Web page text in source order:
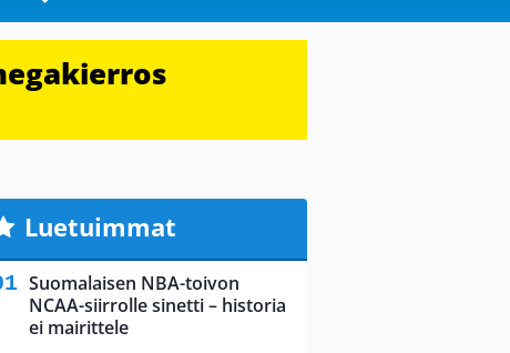
Luetuimmat
Suomalaisen NBA-toivon
NCAA-siirrolle sinetti – historia
ei mairittele